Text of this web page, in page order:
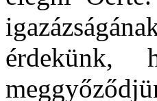
érdekünk,